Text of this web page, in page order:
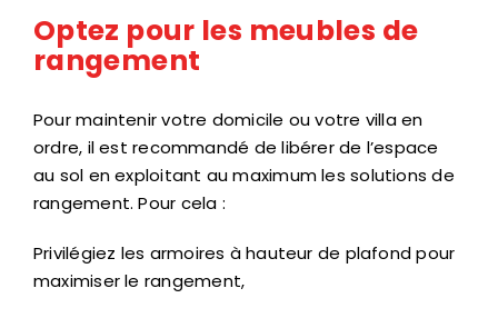
Optez pour les meubles de
rangement
Pour maintenir votre domicile ou votre villa en
ordre, il est recommandé de libérer de l’espace
au sol en exploitant au maximum les solutions de
rangement. Pour cela :
Privilégiez les armoires à hauteur de plafond pour
maximiser le rangement,